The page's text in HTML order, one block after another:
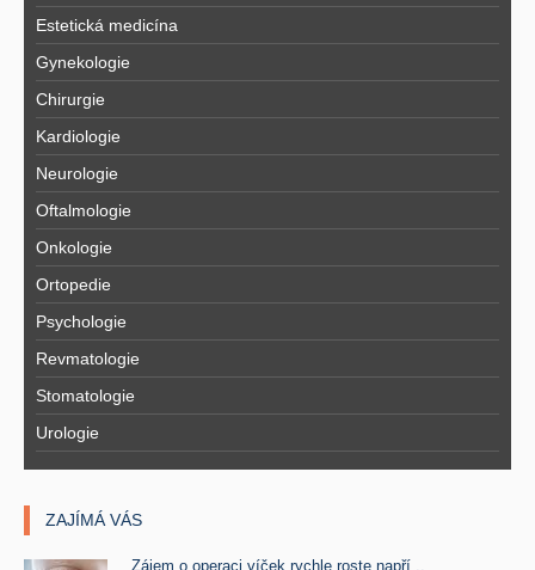
Estetická medicína
Gynekologie
Chirurgie
Kardiologie
Neurologie
Oftalmologie
Onkologie
Ortopedie
Psychologie
Revmatologie
Stomatologie
Urologie
ZAJÍMÁ VÁS
Zájem o operaci víček rychle roste napří ..